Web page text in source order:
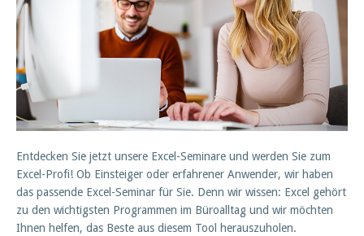
Entdecken Sie jetzt unsere Excel-Seminare und werden Sie zum
Excel-Profi! Ob Einsteiger oder erfahrener Anwender, wir haben
das passende Excel-Seminar für Sie. Denn wir wissen: Excel gehört
zu den wichtigsten Programmen im Büroalltag und wir möchten
Ihnen helfen, das Beste aus diesem Tool herauszuholen.